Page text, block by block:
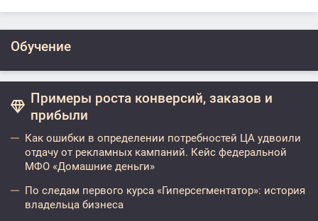
Обучение
Примеры роста конверсий, заказов и
прибыли
Как ошибки в определении потребностей ЦА удвоили
отдачу от рекламных кампаний. Кейс федеральной
МФО «Домашние деньги»
По следам первого курса «Гиперсегментатор»: история
владельца бизнеса